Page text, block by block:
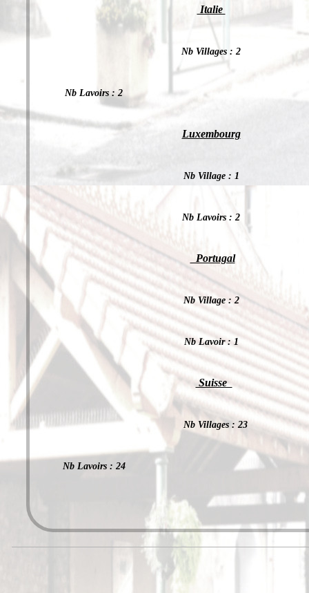
Italie
Nb Villages : 2
Nb Lavoirs : 2
Luxembourg
Nb Village : 1
Nb Lavoirs : 2
Portugal
Nb Village : 2
Nb Lavoir : 1
Suisse
Nb Villages : 23
Nb Lavoirs : 24